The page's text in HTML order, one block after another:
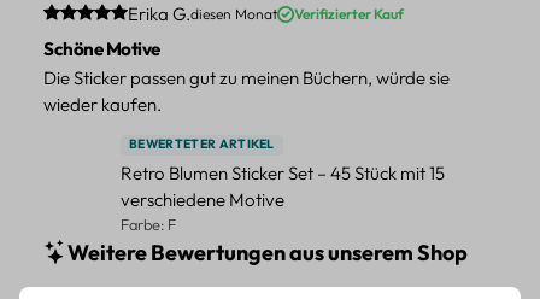
Durchschnittliche Bewertung von 5 von 5 Sternen
Erika G.diesen Monat Verifizierter Kauf
Schöne Motive
Die Sticker passen gut zu meinen Büchern, würde sie
wieder kaufen.
BEWERTETER ARTIKEL
Retro Blumen Sticker Set – 45 Stück mit 15
verschiedene Motive
Farbe: F
Weitere Bewertungen aus unserem Shop